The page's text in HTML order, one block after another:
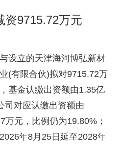
资9715.72万元
设立的天津海河博弘新材
(有限合伙)拟对9715.72万
基金认缴出资额由1.35亿
司对应认缴出资额由
元，比例仍为19.80%；
年8月25日延至2028年